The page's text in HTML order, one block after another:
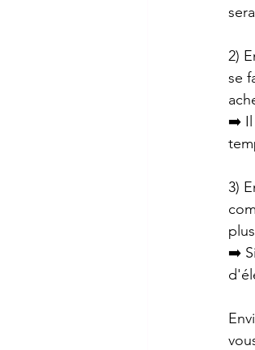
2)
se
➡️
3)
➡️